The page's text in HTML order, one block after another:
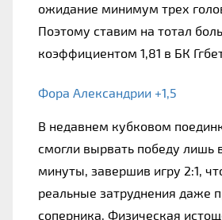
ожидание минимум трех
Поэтому ставим на тотал
коэффициентом 1,81 в БК
Фора Александрии +1,5
В недавнем кубковом
смогли вырвать победу лишь
минуты, завершив игру 2:1,
реальные затруднения даже
соперника. Физическая